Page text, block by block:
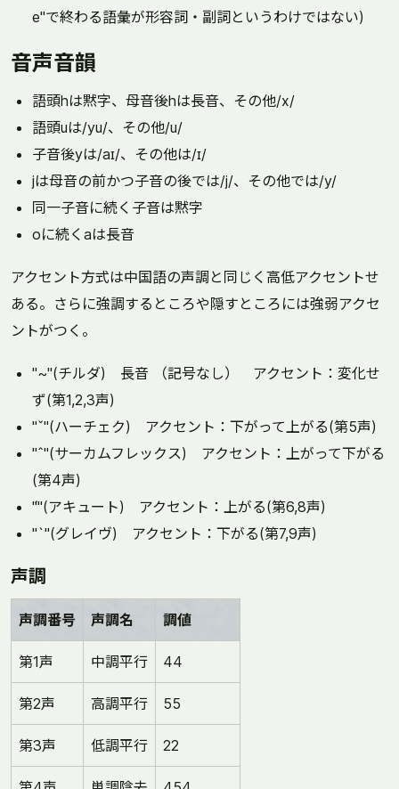
e"で終わる語彙が形容詞・副詞というわけではない)
音声音韻
語頭hは黙字、母音後hは長音、その他/x/
語頭uは/yu/、その他/u/
子音後yは/aɪ/、その他は/ɪ/
jは母音の前かつ子音の後では/j/、その他では/y/
同一子音に続く子音は黙字
oに続くaは長音
アクセント方式は中国語の声調と同じく高低アクセントせ
ある。さらに強調するところや隠すところには強弱アクセ
ントがつく。
"~"(チルダ) 長音 （記号なし） アクセント：変化せ
ず(第1,2,3声)
"ˇ"(ハーチェク) アクセント：下がって上がる(第5声)
"ˆ"(サーカムフレックス) アクセント：上がって下がる
(第4声)
"́"(アキュート) アクセント：上がる(第6,8声)
"`"(グレイヴ) アクセント：下がる(第7,9声)
声調
声調番号 声調名 調値
第1声 中調平行 44
第2声 高調平行 55
第3声 低調平行 22